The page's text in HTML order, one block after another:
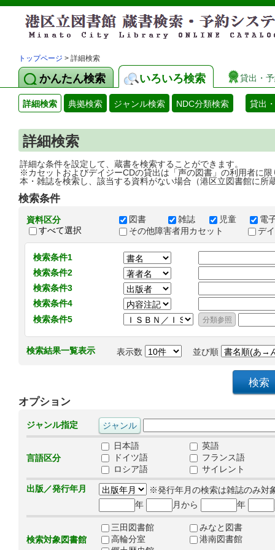
トップページ > 詳細検索
かんたん検索 いろいろ検索 貸出・
詳細検索 典拠検索 ジャンル検索 NDC分類検索 貸出
詳細検索
詳細な条件を設定して、蔵書を検索することができます。
※カセットおよびデイジーCDの貸出は「声の図書」の利用者に限
本・雑誌を検索し、該当する資料がない場合（港区立図書館に所
検索条件
資料区分
すべて選択
図書 雑誌 児童
電
その他障害者用カセット
デ
検索条件1
検索条件2
検索条件3
検索条件4
検索条件5
検索結果一覧表示 表示数 並び順
オプション
ジャンル指定
言語区分
日本語
英語
ドイツ語
フランス語
ロシア語
サイレント
出版／発行年月
※発行年月の検索は雑誌のみ対
年
月から 年
検索対象図書館
三田図書館
みなと図書
高輪分室
港南図書館